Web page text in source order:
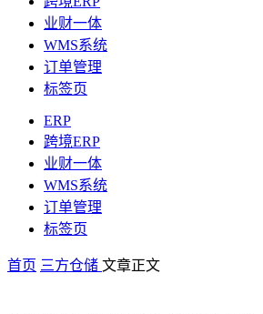
业财一体
WMS系统
订单管理
标签页
ERP
跨境ERP
业财一体
WMS系统
订单管理
标签页
首页 三方仓储 文章正文